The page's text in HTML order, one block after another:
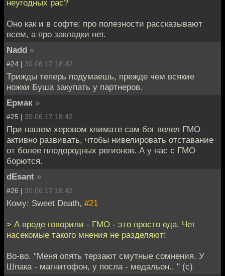
неугодных рас?
Оно как и в софте: про полезности рассказывают
всем, а про закладки нет.
Nadd »
#24 | 30.06.17 18:42
Трижды теперь подумаешь, прежде чем всякие
ножки Буша закупать у партнеров.
Ермак »
#25 | 30.06.17 18:42
При нашем херовом климате сам бог велел ГМО
активно развивать, чтобы нивелировать отставание
от более плодородных регионов. А у нас с ГМО
борются.
dEsant »
#26 | 30.06.17 18:42
Кому: Sweet Death, #21
> А вроде говорили - ГМО - это просто еда. Чет
насекомые такого мнения не разделяют!
Во-во. "Меня опять терзают смутные сомнения. У
Шпака - магнитофон, у посла - медальон.. " (с)